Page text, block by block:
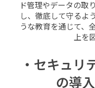
ド管理やデータの取
し、徹底して守るよ
うな教育を通じて、
上を
・セキュリ
の導